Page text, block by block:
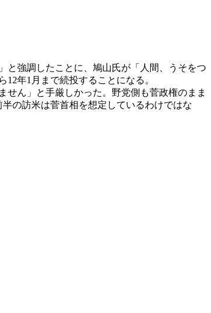
強調したことに、鳩山氏が「人間、うそをつ
年1月まで続投することになる。
ん」と手厳しかった。野党側も菅政権のまま
の訪米は菅首相を想定しているわけではな